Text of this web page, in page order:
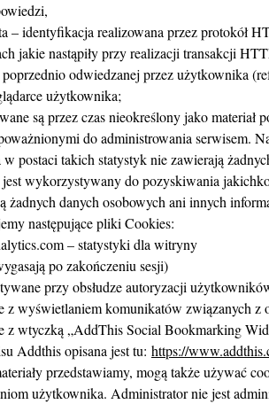
– identyfikacja realizowana przez protokół
jakie nastąpiły przy realizacji transakcji
odwiedzanej przez użytkownika
użytkownika;
są przez czas nieokreślony jako
do administrowania serwisem.
postaci takich statystyk nie zawierają
wykorzystywany do pozyskiwania
żadnych danych osobowych ani innych
następujące pliki Cookies:
– statystyki dla witryny
po zakończeniu sesji)
przy obsłudze autoryzacji
z wyświetlaniem komunikatów związanych z
z wtyczką „AddThis Social Bookmarking
Addthis opisana jest tu: https://
przedstawiamy, mogą także używać
użytkownika. Administrator nie jest